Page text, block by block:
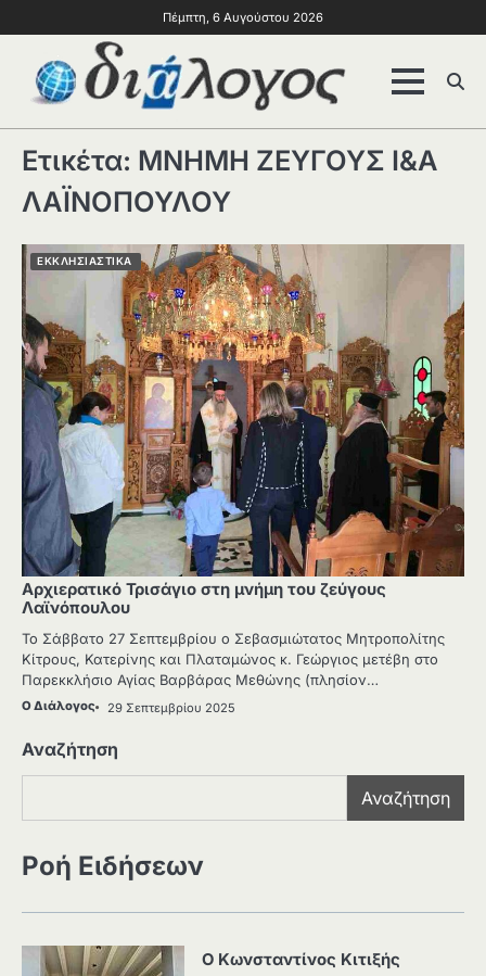
Πέμπτη, 6 Αυγούστου 2026
Ετικέτα: ΜΝΗΜΗ ΖΕΥΓΟΥΣ Ι&Α
ΛΑΪΝΟΠΟΥΛΟΥ
ΕΚΚΛΗΣΙΑΣΤΙΚΑ
Αρχιερατικό Τρισάγιο στη μνήμη του ζεύγους
Λαϊνόπουλου
Το Σάββατο 27 Σεπτεμβρίου ο Σεβασμιώτατος Μητροπολίτης
Κίτρους, Κατερίνης και Πλαταμώνος κ. Γεώργιος μετέβη στο
Παρεκκλήσιο Αγίας Βαρβάρας Μεθώνης (πλησίον…
Ο Διάλογος 29 Σεπτεμβρίου 2025
Αναζήτηση
Αναζήτηση
Ροή Ειδήσεων
Ο Κωνσταντίνος Κιτιξής